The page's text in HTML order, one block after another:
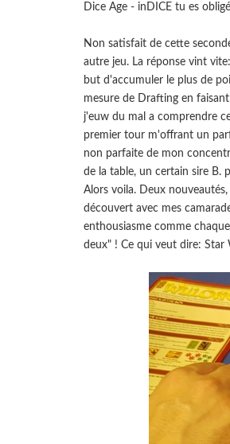
Dice Age - inDICE tu es
Non satisfait de cette
autre jeu. La réponse vint
but d'accumuler le plus de
mesure de Drafting en
j'euw du mal a comprendre
premier tour m'offrant un
non parfaite de mon
de la table, un certain sire B.
Alors voila. Deux
découvert avec mes
enthousiasme comme
deux" ! Ce qui veut dire: Star